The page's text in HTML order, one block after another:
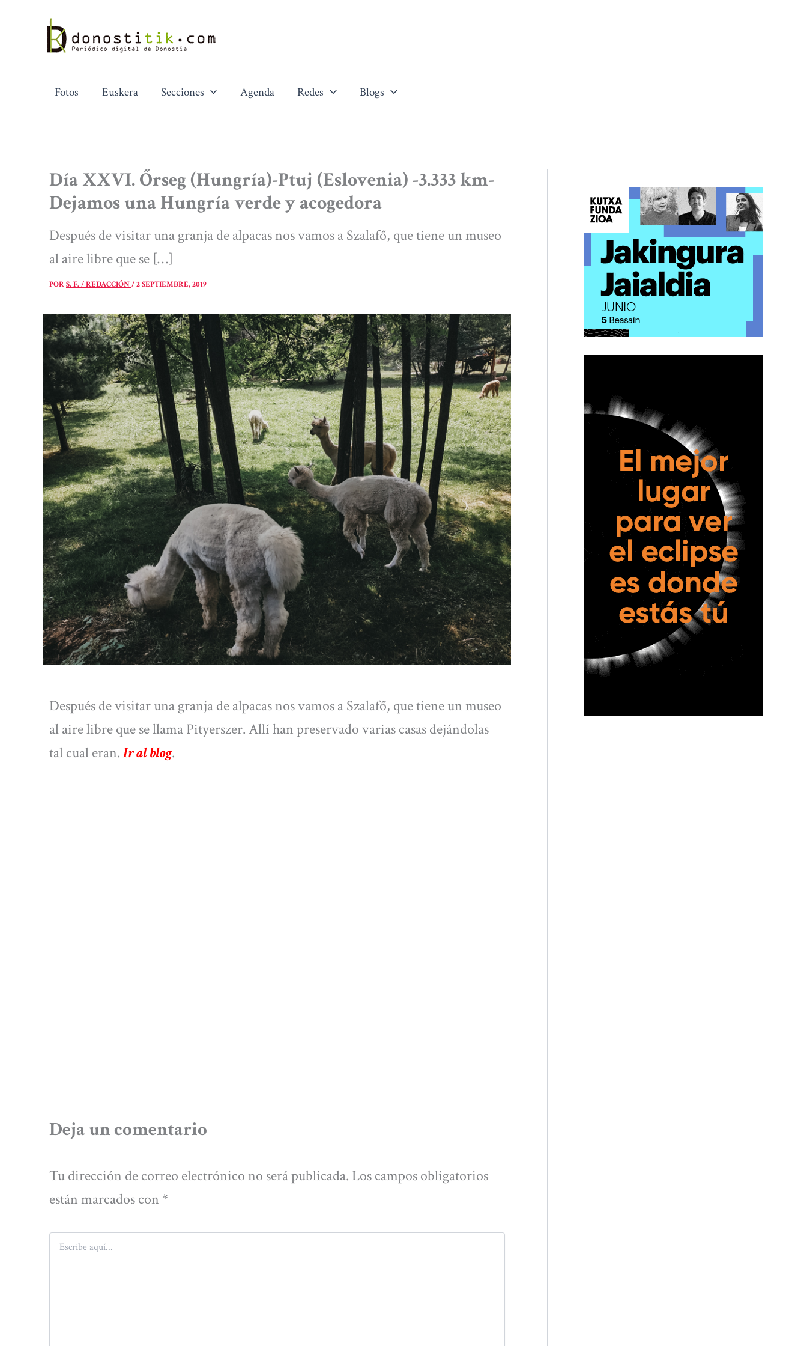
contenido
Fotos Euskera Secciones Agenda Redes Blogs
Día XXVI. Őrseg (Hungría)-Ptuj (Eslovenia) -3.333 km-
Dejamos una Hungría verde y acogedora
Después de visitar una granja de alpacas nos vamos a Szalafő, que tiene un museo
al aire libre que se […]
PORS. F. / REDACCIÓN/2 SEPTIEMBRE, 2019
Después de visitar una granja de alpacas nos vamos a Szalafő, que tiene un museo
al aire libre que se llama Pityerszer. Allí han preservado varias casas dejándolas
tal cual eran.Ir al blog.
Deja un comentario
Tu dirección de correo electrónico no será publicada. Los campos obligatorios
están marcados con *
Escribe
aquí...